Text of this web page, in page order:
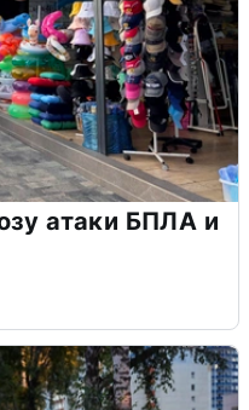
атаки БПЛА и